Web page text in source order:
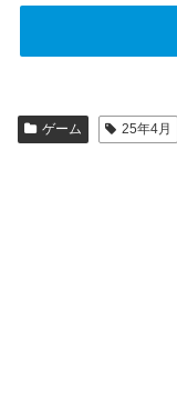
ゲーム 25年4月